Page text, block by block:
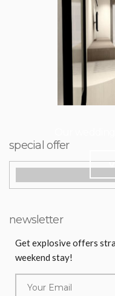
special offer
newsletter
Get explosive offers
weekend stay!